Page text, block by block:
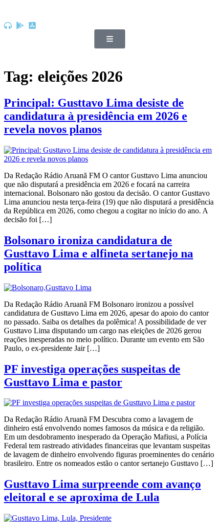
Tag: eleições 2026
Principal: Gusttavo Lima desiste de
candidatura à presidência em 2026 e
revela novos planos
Da Redação Rádio Aruanã FM O cantor Gusttavo Lima anunciou
que não disputará a presidência em 2026 e focará na carreira
internacional. Bolsonaro não gostou da decisão. O cantor Gusttavo
Lima anunciou nesta terça-feira (19) que não disputará a presidência
da República em 2026, como chegou a cogitar no início do ano. A
decisão foi […]
Bolsonaro ironiza candidatura de
Gusttavo Lima e alfineta sertanejo na
política
Da Redação Rádio Aruanã FM Bolsonaro ironizou a possível
candidatura de Gusttavo Lima em 2026, apesar do apoio do cantor
no passado. Saiba os detalhes da polêmica! A possibilidade de ver
Gusttavo Lima disputando um cargo nas eleições de 2026 gerou
reações inesperadas no meio político. Durante um evento em São
Paulo, o ex-presidente Jair […]
PF investiga operações suspeitas de
Gusttavo Lima e pastor
Da Redação Rádio Aruanã FM Descubra como a lavagem de
dinheiro está envolvendo nomes famosos da música e da religião.
Em um desdobramento inesperado da Operação Mafiusi, a Polícia
Federal tem rastreado atividades financeiras que levantam suspeitas
de lavagem de dinheiro envolvendo figuras proeminentes do cenário
brasileiro. Entre os nomeados estão o cantor sertanejo Gusttavo […]
Gusttavo Lima surpreende com avanço
eleitoral e se aproxima de Lula